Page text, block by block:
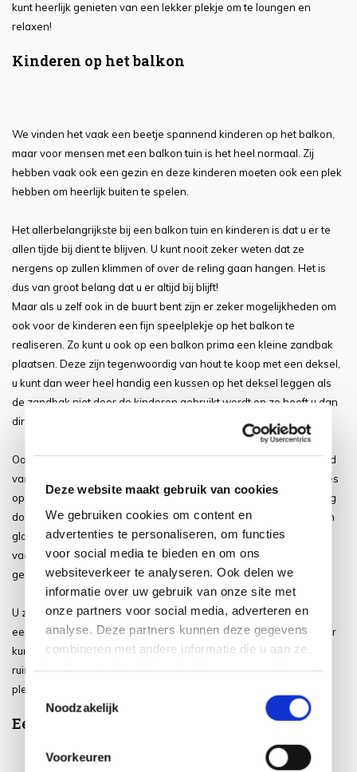
Deze website maakt gebruik van cookies
We gebruiken cookies om content en
advertenties te personaliseren, om functies
voor social media te bieden en om ons
websiteverkeer te analyseren. Ook delen we
informatie over uw gebruik van onze site met
onze partners voor social media, adverteren en
analyse. Deze partners kunnen deze gegevens
combineren met andere informatie die u aan ze
Noodzakelijk
Voorkeuren
kunt heerlijk genieten van een lekker plekje om te loungen en
relaxen!
Kinderen op het balkon
We vinden het vaak een beetje spannend kinderen op het balkon,
maar voor mensen met een balkon tuin is het heel normaal. Zij
hebben vaak ook een gezin en deze kinderen moeten ook een plek
hebben om heerlijk buiten te spelen.
Het allerbelangrijkste bij een balkon tuin en kinderen is dat u er te
allen tijde bij dient te blijven. U kunt nooit zeker weten dat ze
nergens op zullen klimmen of over de reling gaan hangen. Het is
dus van groot belang dat u er altijd bij blijft!
Maar als u zelf ook in de buurt bent zijn er zeker mogelijkheden om
ook voor de kinderen een fijn speelplekje op het balkon te
realiseren. Zo kunt u ook op een balkon prima een kleine zandbak
plaatsen. Deze zijn tegenwoordig van hout te koop met een deksel,
u kunt dan weer heel handig een kussen op het deksel leggen als
de zandbak niet door de kinderen gebruikt wordt en zo heeft u dan
direct een extra zit plek!
Ook is het leuk om bijvoorbeeld met stift een autobaan op de wand
van het balkon te tekenen, kinderen kunnen hier dan met autootjes
op spelen en ze nemen hierbij op de grond weinig ruimte in beslag
doordat ze in principe in de hoogte spelen! Bij een balkon met een
glazen wand doen raamstiften en stickers het voor kinderen ook
vaak heel goed! Zo kunnen ze lekker creatief bezig zijn terwijl ze
genieten van de buitenlucht.
U ziet ook voor kinderen zijn er dus voldoende mogelijkheden op
een balkon tuin, het is dus zeker niet zo dat kinderen alleen plezier
kunnen maken in een tuin met veel ruimte. Door creatief met de
ruimte om te gaan kunnen kinderen ook op het balkon heel veel
plezier hebben, al staat veiligheid altijd voorop.
Een BBQ op het balkon